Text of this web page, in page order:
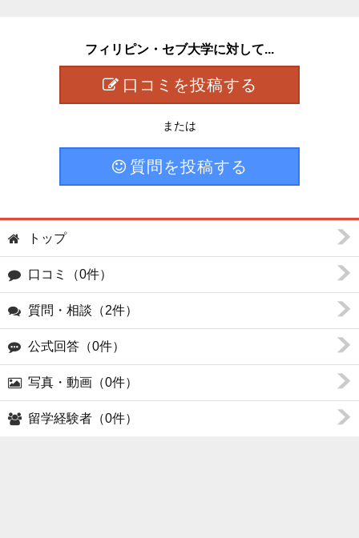
フィリピン・セブ大学に対して...
口コミを投稿する
または
質問を投稿する
トップ
口コミ（0件）
質問・相談（2件）
公式回答（0件）
写真・動画（0件）
留学経験者（0件）